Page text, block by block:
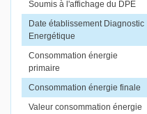
Soumis à l'affichage du DPE
Date établissement Diagnostic
Energétique
Consommation énergie
primaire
Consommation énergie finale
Valeur consommation énergie